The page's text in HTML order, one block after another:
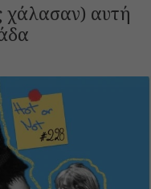
αυτή